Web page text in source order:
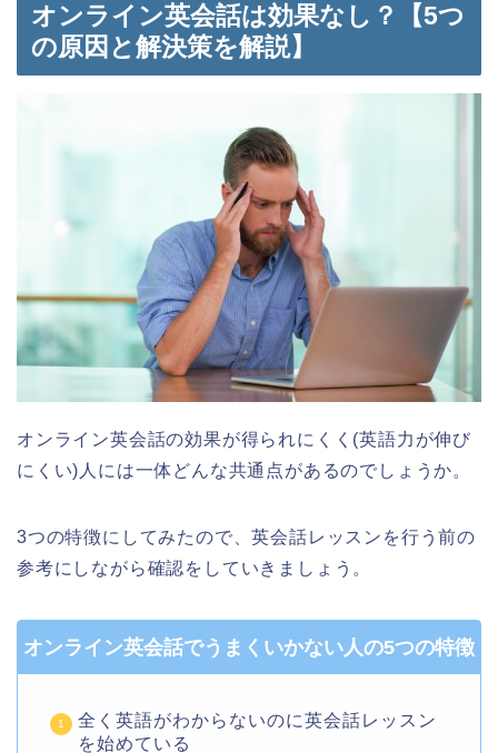
オンライン英会話は効果なし？【5つ
の原因と解決策を解説】
オンライン英会話の効果が得られにくく(英語力が伸び
にくい)人には一体どんな共通点があるのでしょうか。
3つの特徴にしてみたので、英会話レッスンを行う前の
参考にしながら確認をしていきましょう。
オンライン英会話でうまくいかない人の5つの特徴
全く英語がわからないのに英会話レッスン
を始めている